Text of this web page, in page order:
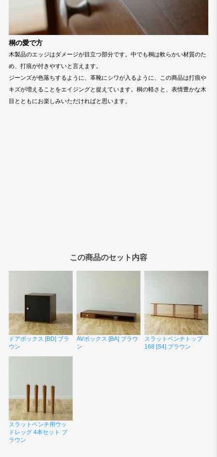
この商品のセット内容
ドアボックス [BD] ブラ
ウン
AVボックス [BA] ブラウ
ン
スラットベンチトップ
168 [S4] ブラウン
スラットベンチ用ウッ
ドレッグ 4本セット ブ
ラウン